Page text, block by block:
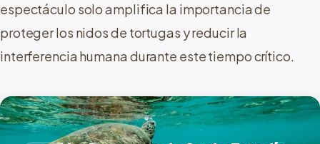
espectáculo solo amplifica la importancia de
proteger los nidos de tortugas y reducir la
interferencia humana durante este tiempo crítico.